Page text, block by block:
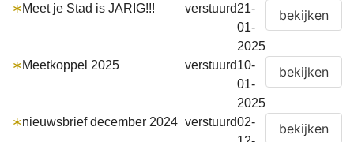
∗Meet je Stad is JARIG!!! verstuurd21-
01-
2025
∗Meetkoppel 2025 verstuurd10-
01-
2025
∗nieuwsbrief december 2024 verstuurd02-